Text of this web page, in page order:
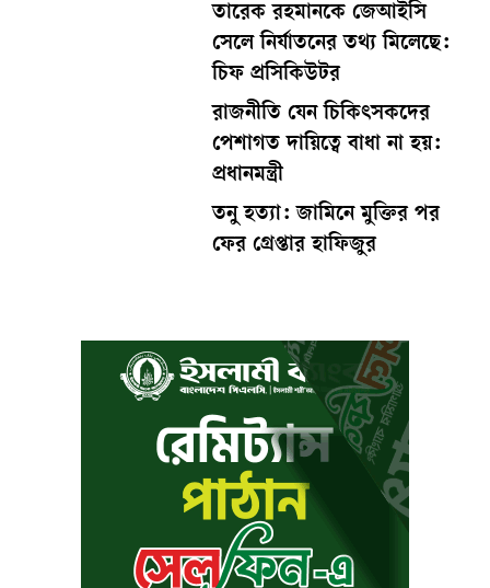
তারেক রহমানকে জেআইসি
সেলে নির্যাতনের তথ্য মিলেছে:
চিফ প্রসিকিউটর
রাজনীতি যেন চিকিৎসকদের
পেশাগত দায়িত্বে বাধা না হয়:
প্রধানমন্ত্রী
তনু হত্যা: জামিনে মুক্তির পর
ফের গ্রেপ্তার হাফিজুর